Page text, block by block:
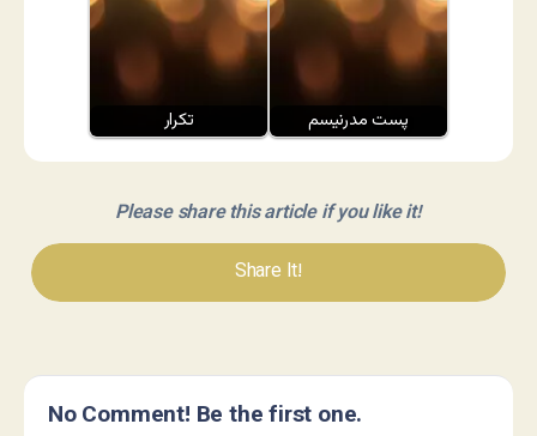
تکرار پست مدرنیسم
Please share this article if you like it!
Share It!
No Comment! Be the first one.